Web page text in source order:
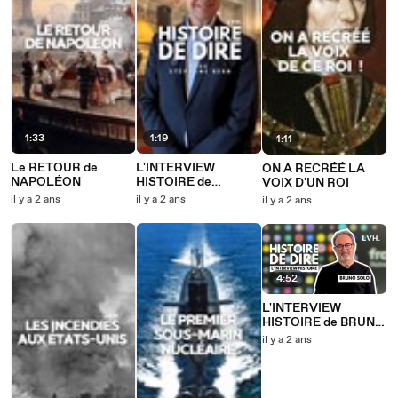
1:33
Le RETOUR de
NAPOLÉON
il y a 2 ans
1:19
L'INTERVIEW
HISTOIRE de
STÉPHANE BERN
il y a 2 ans
1:11
ON A RECRÉÉ LA
VOIX D'UN ROI
il y a 2 ans
4:52
L'INTERVIEW
HISTOIRE de BRUNO
SOLO
il y a 2 ans